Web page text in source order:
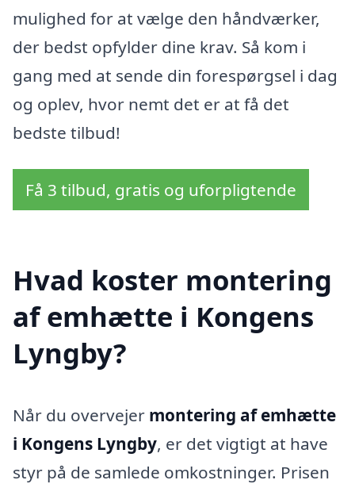
mulighed for at vælge den håndværker,
der bedst opfylder dine krav. Så kom i
gang med at sende din forespørgsel i dag
og oplev, hvor nemt det er at få det
bedste tilbud!
Få 3 tilbud, gratis og uforpligtende
Hvad koster montering
af emhætte i Kongens
Lyngby?
Når du overvejer montering af emhætte
i Kongens Lyngby, er det vigtigt at have
styr på de samlede omkostninger. Prisen